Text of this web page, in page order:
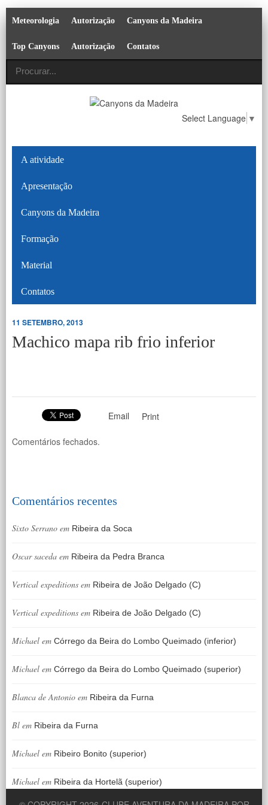
Meteorologia Autorização Canyons da Madeira
Top Canyons Autorização Contatos
Select Language ▼
A atividade
Apresentação
Canyons da Madeira
Formação
Material
Contatos
11 SETEMBRO, 2013
Machico mapa rib frio inferior
Email Print
Comentários fechados.
Comentários recentes
Sixto Serrano em Ribeira da Soca
Oscar saceda em Ribeira da Pedra Branca
Vertical expeditions em Ribeira de João Delgado (C)
Vertical expeditions em Ribeira de João Delgado (C)
Michael em Córrego da Beira do Lombo Queimado (inferior)
Michael em Córrego da Beira do Lombo Queimado (superior)
Blanca de Antonio em Ribeira da Furna
Bl em Ribeira da Furna
Michael em Ribeiro Bonito (superior)
Michael em Ribeira da Hortelã (superior)